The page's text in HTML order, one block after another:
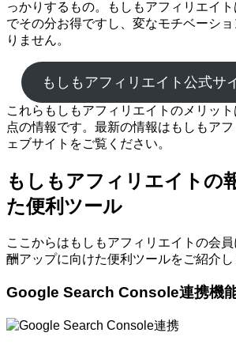
っかりするもの。もしもアフィリエイ
でその分お得ですし、変なモチベーシ
りません。
もしもアフィリエイト公式サ
これらもしもアフィリエイトのメリッ
点の情報です。最新の情報はもしもア
ェブサイトをご覧ください。
もしもアフィリエイトの
た便利ツール
ここからはもしもアフィリエイトの会
酬アップに向けた便利ツールをご紹介し
Google Search Console連携機